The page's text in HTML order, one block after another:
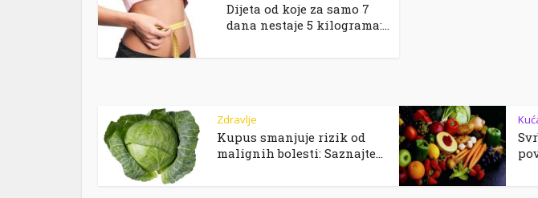
Dijeta od koje za samo 7
dana nestaje 5 kilograma:...
Zdravlje
Kupus smanjuje rizik od
malignih bolesti: Saznajte...